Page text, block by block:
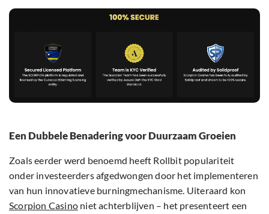
Een Dubbele Benadering voor Duurzaam Groeien
Zoals eerder werd benoemd heeft Rollbit populariteit
onder investeerders afgedwongen door het implementeren
van hun innovatieve burningmechanisme. Uiteraard kon
Scorpion Casino niet achterblijven – het presenteert een